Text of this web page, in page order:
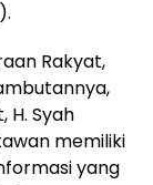
Rakyat,
H. Syah
memiliki
yang